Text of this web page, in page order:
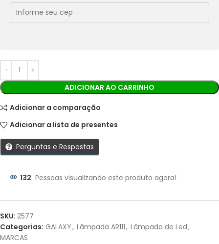
Ao finalizar sua compra você receberá os detalhes para
realizar o pagamento.
Parcelas:
JUROS
2X DE
ADICIONAR AO CARRINHO
Adicionar a comparação
Adicionar a lista de presentes
Perguntas e Respostas
132 Pessoas visualizando este produto agora!
SKU: 2577
Categorias: GALAXY, Lâmpada AR111, Lâmpada de Led,
MARCAS